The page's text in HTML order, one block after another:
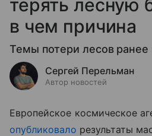
терять лесную
в чем причина
Темы потери лесов ранее
Сергей Перельман
Автор новостей
Европейское космическое
опубликовало результаты